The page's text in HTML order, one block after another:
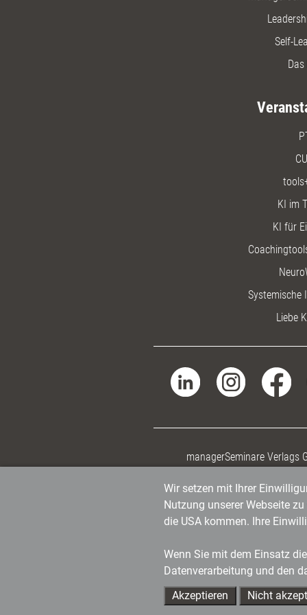
Self-
KI im
KI für
Systemische
Liebe
managerSeminare Verlags
Wir setzen mit Ihrer
Nutzung unserer Webseite
die USA kommen. Ihre
Wenn Sie mit dem Einsatz
Datenverarbeitung und den
Akzeptieren
Nicht